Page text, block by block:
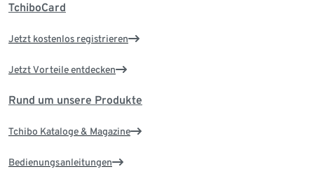
TchiboCard
Jetzt kostenlos registrieren
Jetzt Vorteile entdecken
Rund um unsere Produkte
Tchibo Kataloge & Magazine
Bedienungsanleitungen